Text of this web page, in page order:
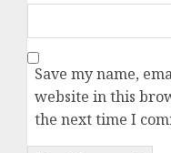
Save my name,
website in this
the next time I